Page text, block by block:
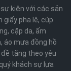
kiện với các sản
giấy pha lê, cúp
cặp da, ấm
áo mưa đồng hồ
tặng theo yêu
khách sự lựa